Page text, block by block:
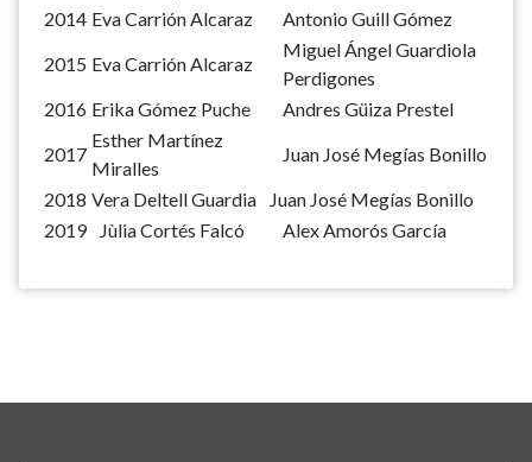
2014 Eva Carrión Alcaraz
Antonio Guill Gómez
2015 Eva Carrión Alcaraz
Miguel Ángel Guardiola
Perdigones
2016 Erika Gómez Puche
Andres Güiza Prestel
2017
Esther Martínez
Miralles
Juan José Megías Bonillo
2018 Vera Deltell Guardia
Juan José Megías Bonillo
2019
Jùlia Cortés Falcó Alex Amorós García